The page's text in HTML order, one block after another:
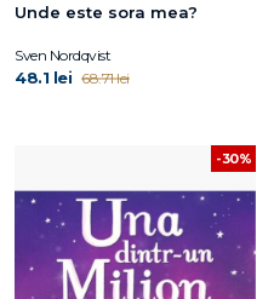
Unde este sora mea?
Sven Nordqvist
48.1 lei 68.71 lei
-30%